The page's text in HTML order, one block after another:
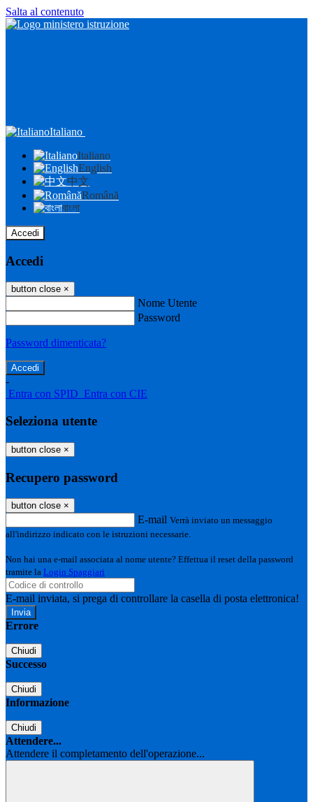
Salta al contenuto
Italiano
Italiano
English
中文
Română
বাংলা
Accedi
Accedi
button close ×
Nome Utente
Password
Password dimenticata?
-
Entra con SPID Entra con CIE
Seleziona utente
button close ×
Recupero password
button close ×
E-mail Verrà inviato un messaggio
all'indirizzo indicato con le istruzioni necessarie.
Non hai una e-mail associata al nome utente? Effettua il reset della password
tramite la Login Spaggiari
E-mail inviata, si prega di controllare la casella di posta elettronica!
Errore
Chiudi
Successo
Chiudi
Informazione
Chiudi
Attendere...
Attendere il completamento dell'operazione...